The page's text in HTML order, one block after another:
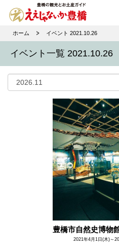
ホーム イベント 2021.10.26
イベント一覧 2021.10.26
豊橋市自然史博
2021年4月1日(木)～